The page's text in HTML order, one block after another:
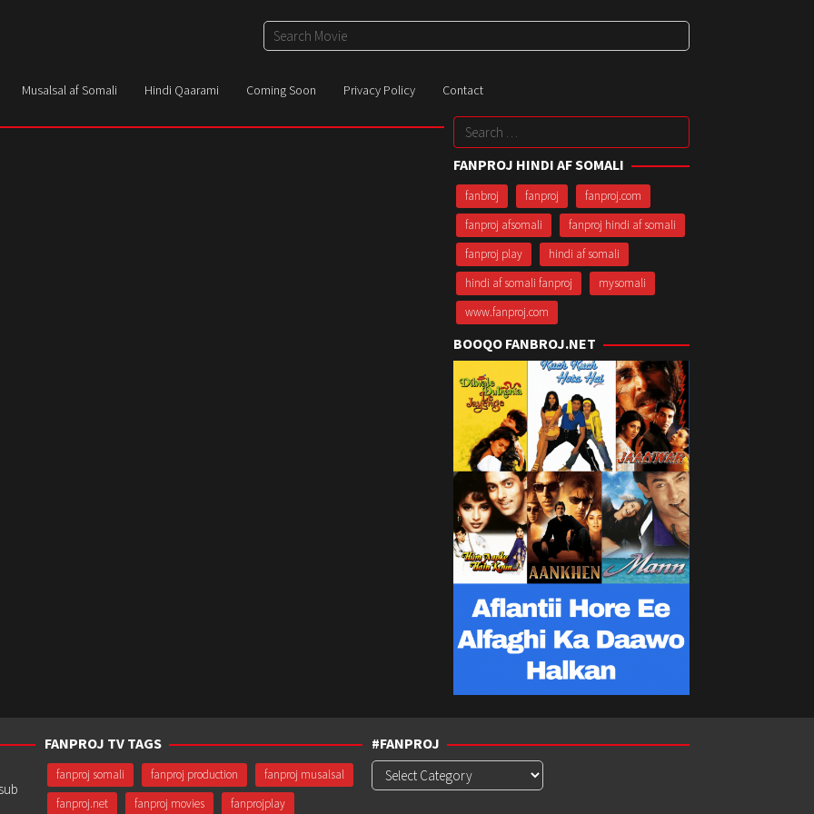
Musalsal af Somali Hindi Qaarami Coming Soon Privacy Policy Contact
Search
for:
FANPROJ HINDI AF SOMALI
fanbroj fanproj
fanproj.com
fanproj afsomali
fanproj hindi af somali
fanproj play
hindi af somali
hindi af somali fanproj
mysomali
www.fanproj.com
BOOQO FANBROJ.NET
FANPROJ TV TAGS
fanproj somali fanproj production
fanproj musalsal
fanproj.net
fanproj movies fanprojplay
#FANPROJ
#Fanproj